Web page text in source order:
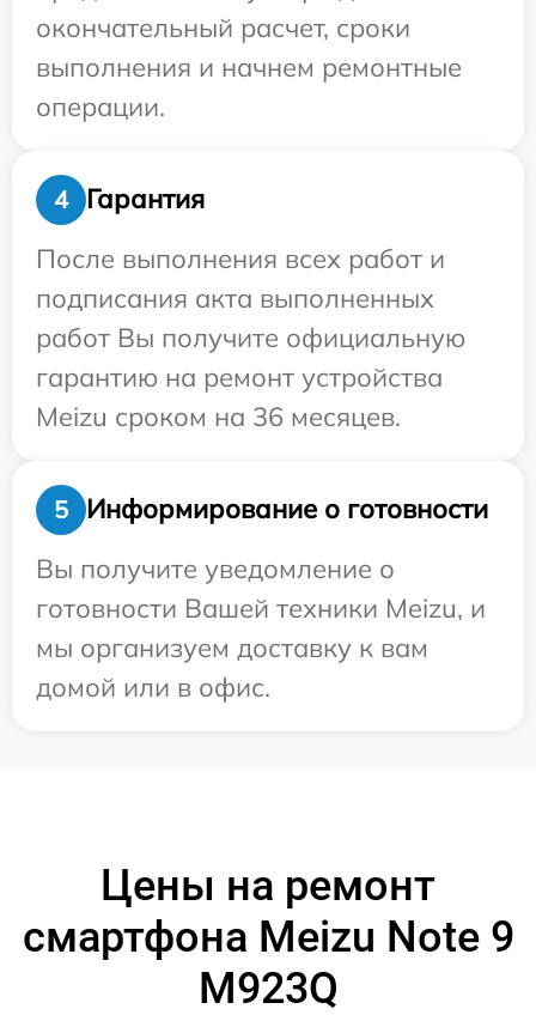
окончательный расчет, сроки
выполнения и начнем ремонтные
операции.
4
Гарантия
После выполнения всех работ и
подписания акта выполненных
работ Вы получите официальную
гарантию на ремонт устройства
Meizu сроком на 36 месяцев.
5
Информирование о готовности
Вы получите уведомление о
готовности Вашей техники Meizu, и
мы организуем доставку к вам
домой или в офис.
Цены на ремонт
смартфона Meizu Note 9
M923Q